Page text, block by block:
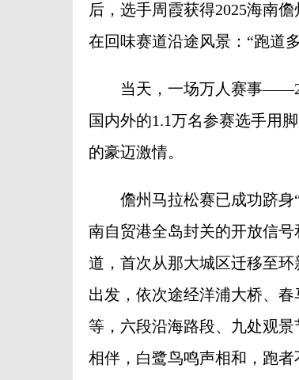
后，选手周霞获得2025海南
在回味赛道沿途风景：“跑道
当天，一场万人赛事
国内外的1.1万名参赛选手用
的豪迈激情。
儋州马拉松赛已成功跻身“
南自贸港全岛封关的开放信
道，首次从那大城区迁移至
出发，依次途经洋浦大桥、
等，六段沿海路段、九处观
相伴，白鹭鸟鸣声相和，跑